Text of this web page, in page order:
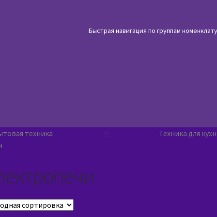
Быстрая навигация по группам
техника
Техника для